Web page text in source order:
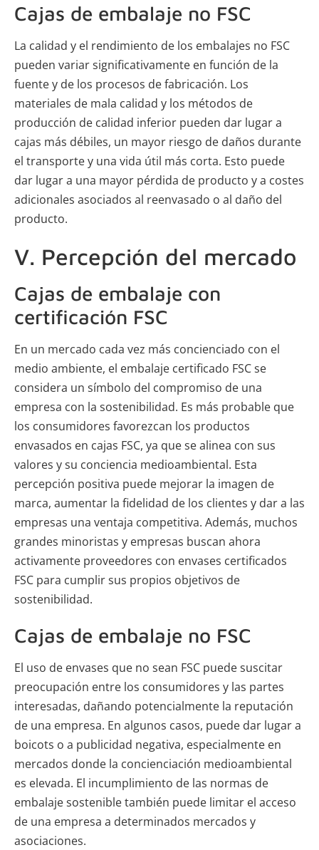
Cajas de embalaje no FSC
La calidad y el rendimiento de los embalajes no FSC
pueden variar significativamente en función de la
fuente y de los procesos de fabricación. Los
materiales de mala calidad y los métodos de
producción de calidad inferior pueden dar lugar a
cajas más débiles, un mayor riesgo de daños durante
el transporte y una vida útil más corta. Esto puede
dar lugar a una mayor pérdida de producto y a costes
adicionales asociados al reenvasado o al daño del
producto.
V. Percepción del mercado
Cajas de embalaje con
certificación FSC
En un mercado cada vez más concienciado con el
medio ambiente, el embalaje certificado FSC se
considera un símbolo del compromiso de una
empresa con la sostenibilidad. Es más probable que
los consumidores favorezcan los productos
envasados en cajas FSC, ya que se alinea con sus
valores y su conciencia medioambiental. Esta
percepción positiva puede mejorar la imagen de
marca, aumentar la fidelidad de los clientes y dar a las
empresas una ventaja competitiva. Además, muchos
grandes minoristas y empresas buscan ahora
activamente proveedores con envases certificados
FSC para cumplir sus propios objetivos de
sostenibilidad.
Cajas de embalaje no FSC
El uso de envases que no sean FSC puede suscitar
preocupación entre los consumidores y las partes
interesadas, dañando potencialmente la reputación
de una empresa. En algunos casos, puede dar lugar a
boicots o a publicidad negativa, especialmente en
mercados donde la concienciación medioambiental
es elevada. El incumplimiento de las normas de
embalaje sostenible también puede limitar el acceso
de una empresa a determinados mercados y
asociaciones.